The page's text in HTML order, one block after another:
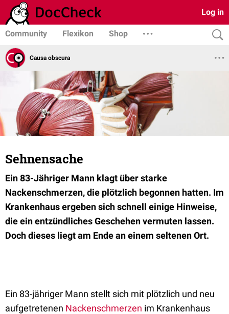
Log in
Community Flexikon Shop
Causa obscura
Sehnensache
Ein 83-Jähriger Mann klagt über starke
Nackenschmerzen, die plötzlich begonnen hatten. Im
Krankenhaus ergeben sich schnell einige Hinweise,
die ein entzündliches Geschehen vermuten lassen.
Doch dieses liegt am Ende an einem seltenen Ort.
Ein 83-jähriger Mann stellt sich mit plötzlich und neu
aufgetretenen Nackenschmerzen im Krankenhaus